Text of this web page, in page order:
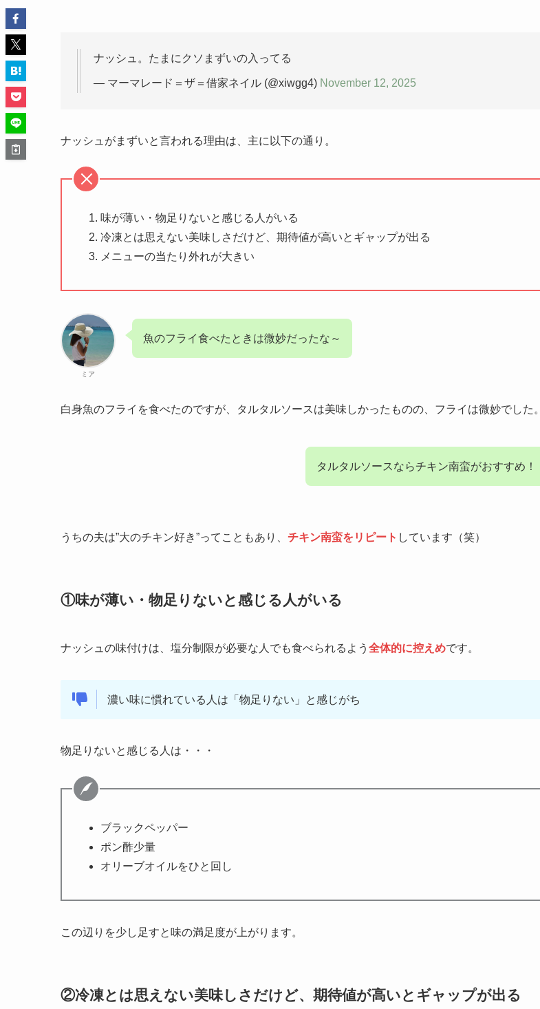
ナッシュ。たまにクソまずいの入ってる
— マーマレード＝ザ＝借家ネイル (@xiwgg4) November 12, 2025
ナッシュがまずいと言われる理由は、主に以下の通り。
味が薄い・物足りないと感じる人がいる
冷凍とは思えない美味しさだけど、期待値が高いとギャップが出る
メニューの当たり外れが大きい
ミア
魚のフライ食べたときは微妙だったな～
白身魚のフライを食べたのですが、タルタルソースは美味しかったものの、フライは微妙でした。
タルタルソースならチキン南蛮がおすすめ！
うちの夫は”大のチキン好き”ってこともあり、 チキン南蛮をリピート しています（笑）
①味が薄い・物足りないと感じる人がいる
ナッシュの味付けは、塩分制限が必要な人でも食べられるよう 全体的に控えめです。
濃い味に慣れている人は「物足りない」と感じがち
物足りないと感じる人は・・・
ブラックペッパー
ポン酢少量
オリーブオイルをひと回し
この辺りを少し足すと味の満足度が上がります。
②冷凍とは思えない美味しさだけど、期待値が高いとギャップが出る